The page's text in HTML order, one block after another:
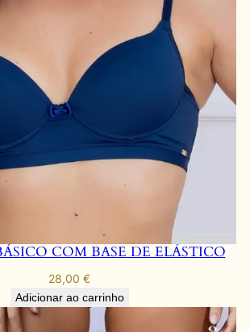
COM BASE DE ELÁSTICO
28,00 €
Adicionar ao carrinho